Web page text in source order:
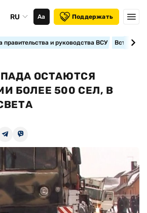
RU Аа Поддержать
правительства и руководства ВСУ
ОСТАЮТСЯ
БОЛЕЕ 500 СЕЛ, В